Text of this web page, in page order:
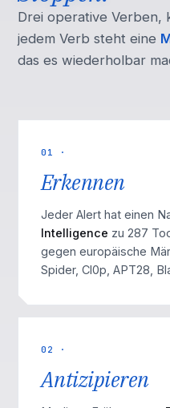
Drei operative Verben,
jedem Verb steht eine
das es wiederholbar
01 ·
Erkennen
Jeder Alert hat einen
Intelligence zu 287
gegen europäische
Spider, Cl0p, APT28,
02 ·
Antizipieren